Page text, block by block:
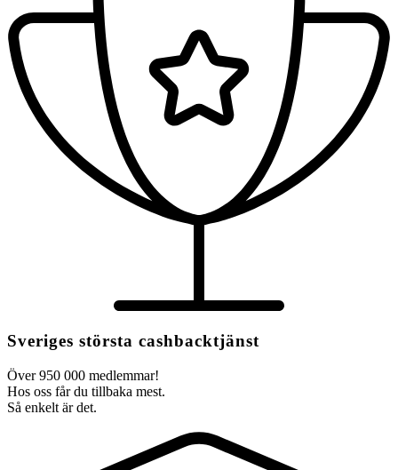
Sveriges största cashbacktjänst
Över 950 000 medlemmar!
Hos oss får du tillbaka mest.
Så enkelt är det.